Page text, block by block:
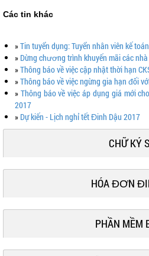
Các tin khác
»Tin tuyển dụng: Tuyển nhân viên kế toán
» Dừng chương trình khuyến mãi các
»Thông báo về việc cập nhật thời hạn
»Thông báo về việc ngừng gia hạn đối
» Thông báo về việc áp dụng giá mới
2017
» Dự kiến - Lịch nghỉ tết Đinh Dậu 2017
CHỮ KÝ
HÓA ĐƠN
PHẦN MỀM